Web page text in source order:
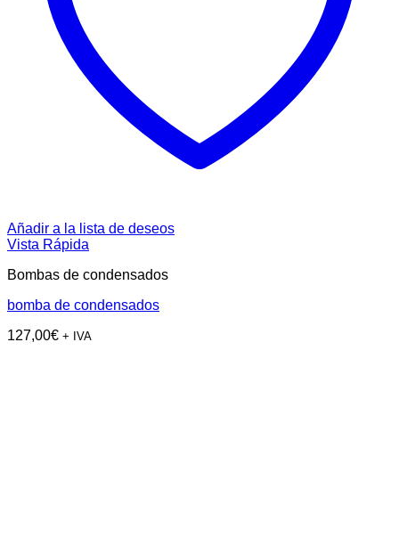
Añadir a la lista de deseos
Vista Rápida
Bombas de condensados
bomba de condensados
127,00€ + IVA